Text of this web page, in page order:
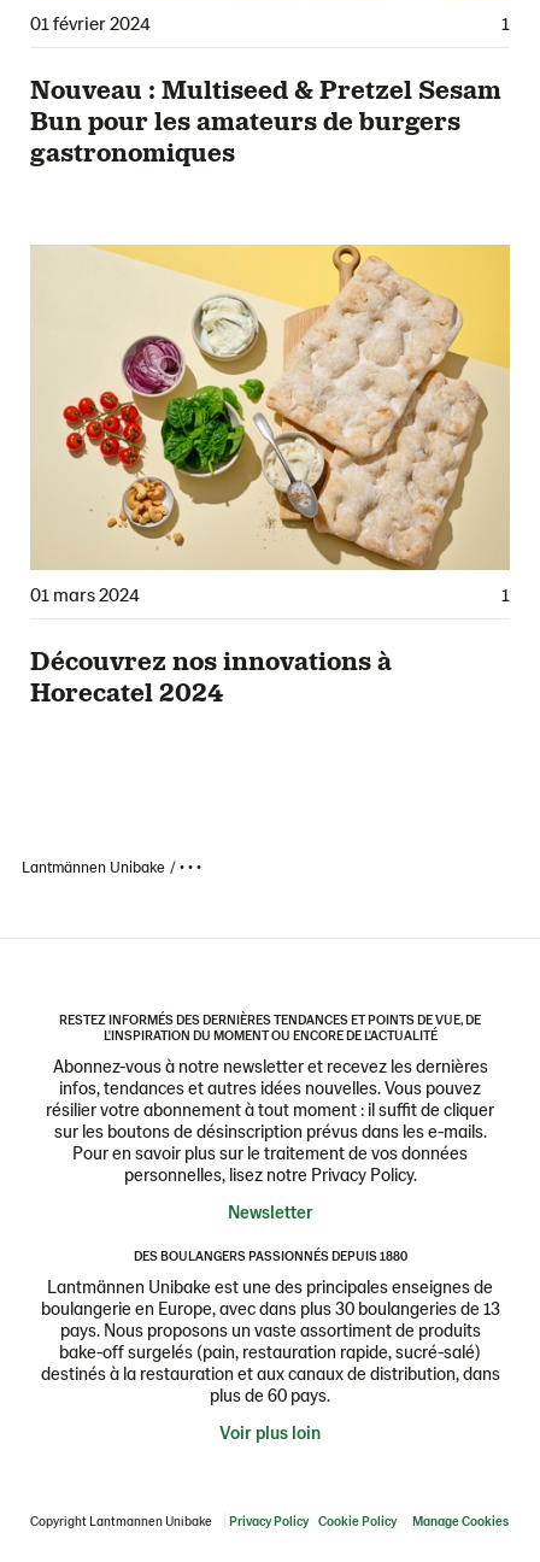
01 février 2024 1
Nouveau : Multiseed & Pretzel Sesam
Bun pour les amateurs de burgers
gastronomiques
01 mars 2024 1
Découvrez nos innovations à
Horecatel 2024
Lantmännen Unibake • • •
RESTEZ INFORMÉS DES DERNIÈRES TENDANCES ET POINTS DE VUE, DE
L'INSPIRATION DU MOMENT OU ENCORE DE L'ACTUALITÉ
Abonnez-vous à notre newsletter et recevez les dernières
infos, tendances et autres idées nouvelles. Vous pouvez
résilier votre abonnement à tout moment : il suffit de cliquer
sur les boutons de désinscription prévus dans les e-mails.
Pour en savoir plus sur le traitement de vos données
personnelles, lisez notre Privacy Policy.
Newsletter
DES BOULANGERS PASSIONNÉS DEPUIS 1880
Lantmännen Unibake est une des principales enseignes de
boulangerie en Europe, avec dans plus 30 boulangeries de 13
pays. Nous proposons un vaste assortiment de produits
bake-off surgelés (pain, restauration rapide, sucré-salé)
destinés à la restauration et aux canaux de distribution, dans
plus de 60 pays.
Voir plus loin
Copyright Lantmannen Unibake Privacy Policy Cookie Policy Manage Cookies